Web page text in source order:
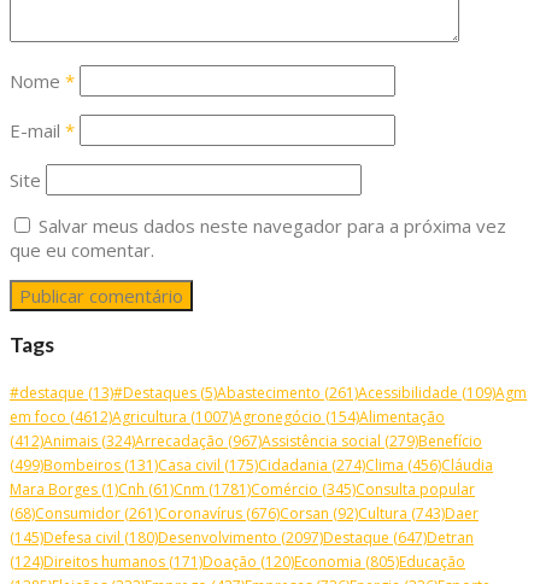
Nome *
E-mail *
Site
Salvar meus dados neste navegador para a próxima vez
que eu comentar.
Tags
#destaque (13)#Destaques (5)Abastecimento (261)Acessibilidade (109)Agm
em foco (4612)Agricultura (1007)Agronegócio (154)Alimentação
(412)Animais (324)Arrecadação (967)Assistência social (279)Benefício
(499)Bombeiros (131)Casa civil (175)Cidadania (274)Clima (456)Cláudia
Mara Borges (1)Cnh (61)Cnm (1781)Comércio (345)Consulta popular
(68)Consumidor (261)Coronavírus (676)Corsan (92)Cultura (743)Daer
(145)Defesa civil (180)Desenvolvimento (2097)Destaque (647)Detran
(124)Direitos humanos (171)Doação (120)Economia (805)Educação